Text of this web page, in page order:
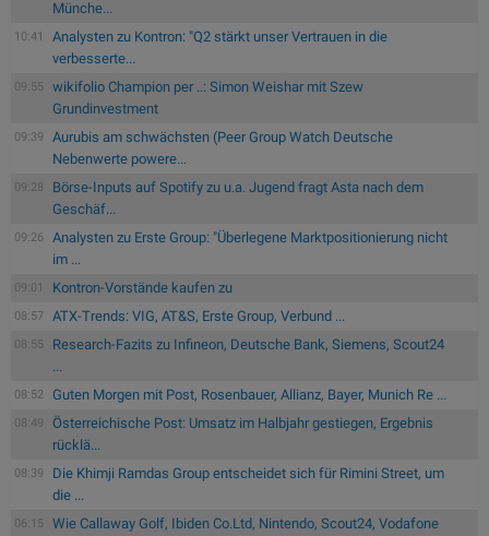
Münche...
10:41
Analysten zu Kontron: "Q2 stärkt unser Vertrauen in die
verbesserte...
09:55
wikifolio Champion per ..: Simon Weishar mit Szew
Grundinvestment
09:39
Aurubis am schwächsten (Peer Group Watch Deutsche
Nebenwerte powere...
09:28
Börse-Inputs auf Spotify zu u.a. Jugend fragt Asta nach dem
Geschäf...
09:26
Analysten zu Erste Group: "Überlegene Marktpositionierung nicht
im ...
09:01 Kontron-Vorstände kaufen zu
08:57 ATX-Trends: VIG, AT&S, Erste Group, Verbund ...
08:55
Research-Fazits zu Infineon, Deutsche Bank, Siemens, Scout24
...
08:52 Guten Morgen mit Post, Rosenbauer, Allianz, Bayer, Munich Re ...
08:49
Österreichische Post: Umsatz im Halbjahr gestiegen, Ergebnis
rücklä...
08:39
Die Khimji Ramdas Group entscheidet sich für Rimini Street, um
die ...
06:15
Wie Callaway Golf, Ibiden Co.Ltd, Nintendo, Scout24, Vodafone